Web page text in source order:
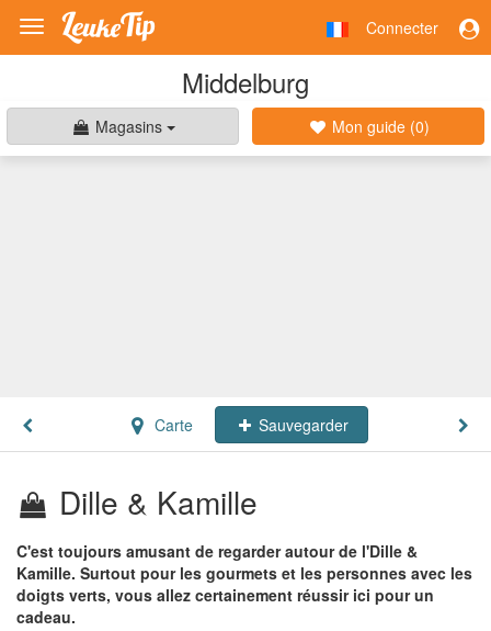
Toggle
navigation
Connecter
Middelburg
Magasins Mon guide (0)
Carte Sauvegarder
Dille & Kamille
C'est toujours amusant de regarder autour de l'Dille &
Kamille. Surtout pour les gourmets et les personnes avec les
doigts verts, vous allez certainement réussir ici pour un
cadeau.